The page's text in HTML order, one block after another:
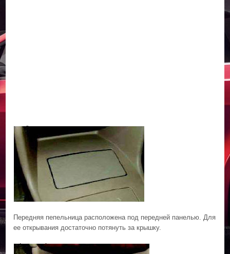
Передняя пепельница расположена под передней панелью. Для
ее открывания достаточно потянуть за крышку.